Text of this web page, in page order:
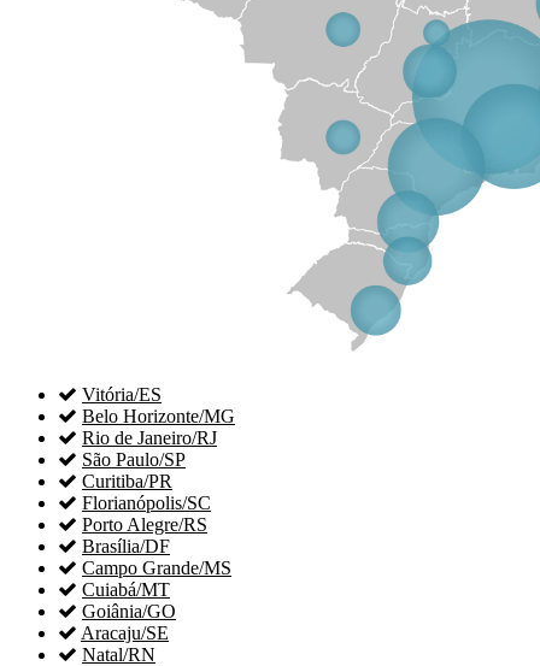
 Vitória/ES
 Belo Horizonte/MG
 Rio de Janeiro/RJ
 São Paulo/SP
 Curitiba/PR
 Florianópolis/SC
 Porto Alegre/RS
 Brasília/DF
 Campo Grande/MS
 Cuiabá/MT
 Goiânia/GO
 Aracaju/SE
 Natal/RN